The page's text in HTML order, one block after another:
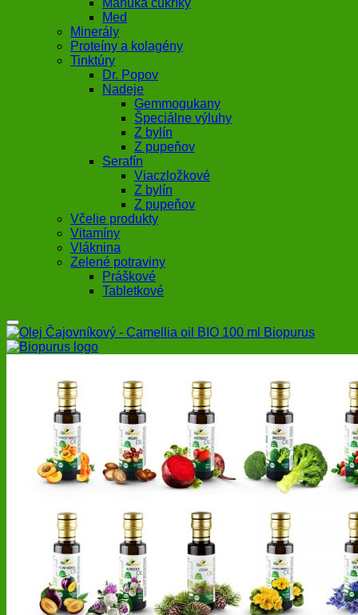
Manuka cukríky
Med
Minerály
Proteíny a kolagény
Tinktúry
Dr. Popov
Nadeje
Gemmogukany
Špeciálne výluhy
Z bylín
Z pupeňov
Serafín
Viaczložkové
Z bylín
Z pupeňov
Včelie produkty
Vitamíny
Vláknina
Zelené potraviny
Práškové
Tabletkové